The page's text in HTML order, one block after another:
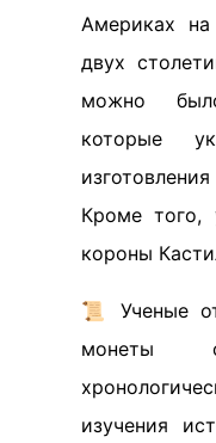
Америках
двух
можно
которые
Кроме того,
короны
📜 Ученые
монеты
изучения